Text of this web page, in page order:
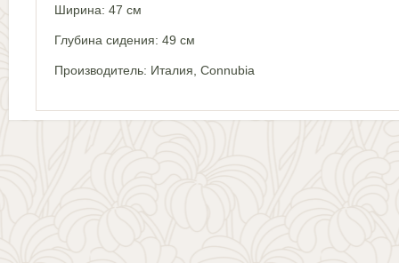
Ширина: 47 см
Глубина сидения: 49 см
Производитель: Италия, Connubia